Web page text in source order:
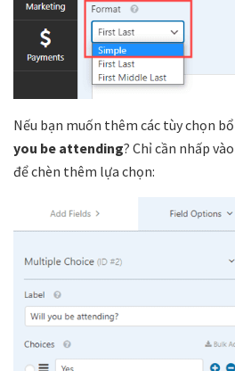
Nếu bạn muốn thêm các tùy chọn
you be attending? Chỉ cần nhấp
để chèn thêm lựa chọn: